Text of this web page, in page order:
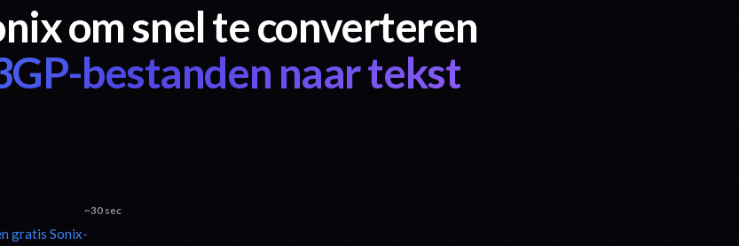
om snel te converteren
bestanden naar tekst
~30 sec
gratis Sonix-